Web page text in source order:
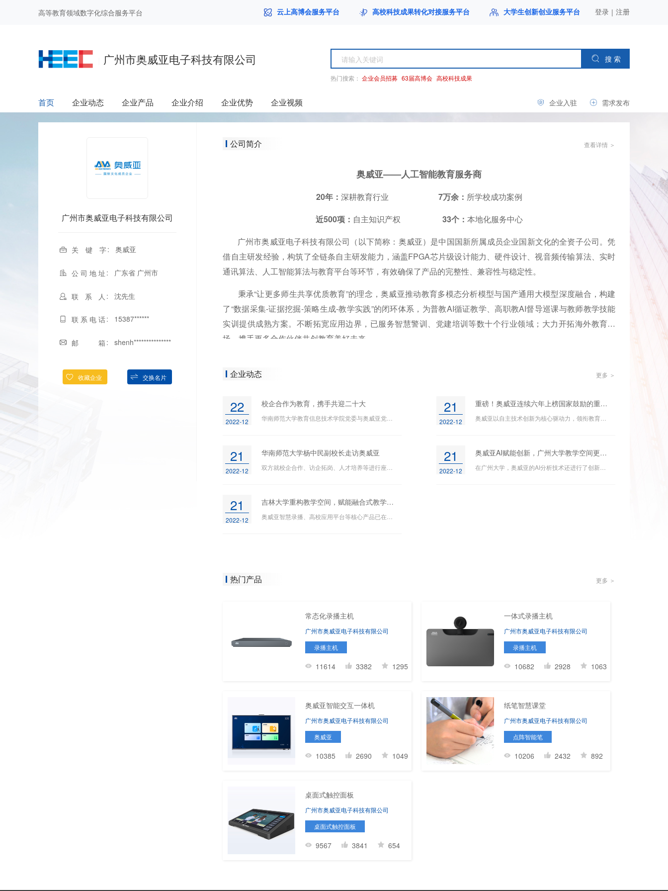
高等教育领域数字化综合服务平台 云上高博会服务平台 高校科技成果转化对接服务平台 大学生创新创业服务平台 登录 | 注册
广州市奥威亚电子科技有限公司 搜 索
热门搜索： 企业会员招募 63届高博会 高校科技成果
首页 企业动态 企业产品 企业介绍 企业优势 企业视频 企业入驻 需求发布
广州市奥威亚电子科技有限公司
关 键 字 奥威亚
公司地址 广东省 广州市
联 系 人 沈先生
联系电话 15387******
邮 箱 shenh***************
收藏企业 交换名片
公司简介 查看详情 ＞
奥威亚——人工智能教育服务商
20年： 深耕教育行业 7万余： 所学校成功案例
近500项： 自主知识产权 33个： 本地化服务中心
广州市奥威亚电子科技有限公司（以下简称：奥威亚）是中国国新所属成员企业国新文化的全资子公司。凭
借自主研发经验，构筑了全链条自主研发能力，涵盖FPGA芯片级设计能力、硬件设计、视音频传输算法、实时
通讯算法、人工智能算法与教育平台等环节，有效确保了产品的完整性、兼容性与稳定性。
秉承“让更多师生共享优质教育”的理念，奥威亚推动教育多模态分析模型与国产通用大模型深度融合，构建
了“数据采集-证据挖掘-策略生成-教学实践”的闭环体系，为普教AI循证教学、高职教AI督导巡课与教师教学技能
实训提供成熟方案。不断拓宽应用边界，已服务智慧警训、党建培训等数十个行业领域；大力开拓海外教育市
场，携手更多合作伙伴共创教育美好未来。
企业动态 更多 ＞
22
2022-12
校企合作为教育，携手共迎二十大 21
2022-12
重磅！奥威亚连续六年上榜国家鼓励的重点软件企业
21
2022-12
华南师范大学杨中民副校长走访奥威亚 21
2022-12
奥威亚AI赋能创新，广州大学教学空间更智慧
21
2022-12
吉林大学重构教学空间，赋能融合式教学变革
热门产品 更多 ＞
常态化录播主机
广州市奥威亚电子科技有限公司
录播主机
11614 3382 1295
一体式录播主机
广州市奥威亚电子科技有限公司
录播主机
10682 2928 1063
奥威亚智能交互一体机
广州市奥威亚电子科技有限公司
奥威亚
10385 2690 1049
纸笔智慧课堂
广州市奥威亚电子科技有限公司
点阵智能笔
10206 2432 892
桌面式触控面板
广州市奥威亚电子科技有限公司
桌面式触控面板
9567 3841 654